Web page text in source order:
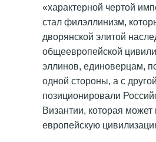
«характерной чертой
стал филэллинизм,
дворянской элитой
общеевропейской
эллинов, единоверцам,
одной стороны, а с
позиционировали
Византии, которая
европейскую